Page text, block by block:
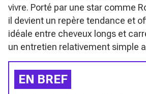
vivre. Porté par une star comme
il devient un repère tendance et
idéale entre cheveux longs et
un entretien relativement simple
EN BREF